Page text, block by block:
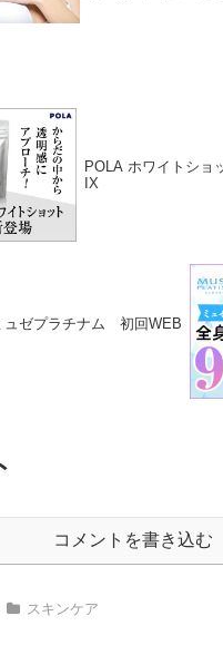
POLA ホワイトショ
IX
ュゼプラチナム 初回WEB
コメントを書き込む
スキンケア